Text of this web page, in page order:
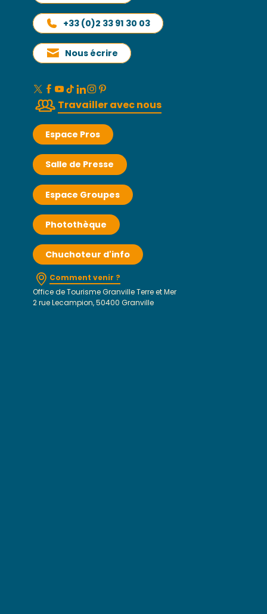
+33 (0)2 33 91 30 03
Nous écrire
Travailler avec nous
Espace Pros
Salle de Presse
Espace Groupes
Photothèque
Chuchoteur d'info
Comment venir ?
Office de Tourisme Granville Terre et Mer
2 rue Lecampion, 50400 Granville